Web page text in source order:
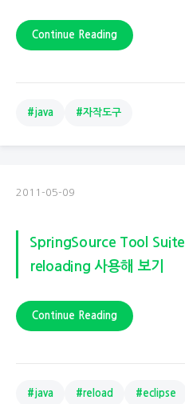
Continue Reading
#java #자작도구
2011-05-09
SpringSource Tool
reloading 사용해 보기
Continue Reading
#java #reload #eclipse